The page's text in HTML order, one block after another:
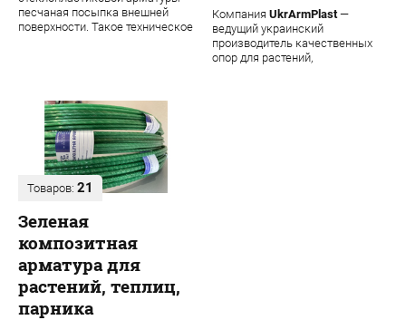
песчаная посыпка внешней
поверхности. Такое техническое
Компания UkrArmPlast—
ведущий украинский
производитель качественных
опор для растений,
Товаров: 21
Зеленая
композитная
арматура для
растений, теплиц,
парника